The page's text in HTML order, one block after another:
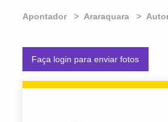
Apontador Araraquara
Faça login para enviar fotos